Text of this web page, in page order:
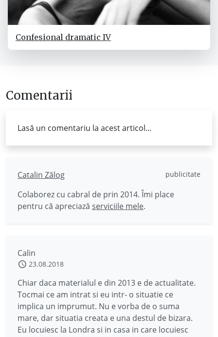
Confesional dramatic IV
Comentarii
Lasă un comentariu la acest articol...
Catalin Zălog publicitate
Colaborez cu cabral de prin 2014. Îmi place
pentru că apreciază serviciile mele.
Calin
23.08.2018
Chiar daca materialul e din 2013 e de actualitate.
Tocmai ce am intrat si eu intr- o situatie ce
implica un imprumut. Nu e vorba de o suma
mare, dar situatia creata e una destul de bizara.
Eu locuiesc la Londra si in casa in care locuiesc